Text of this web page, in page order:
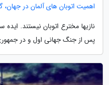
اهمیت اتوبان های آلمان در
نازیها مخترع اتوبان نیستند. ایده
پس از جنگ جهانی اول و در